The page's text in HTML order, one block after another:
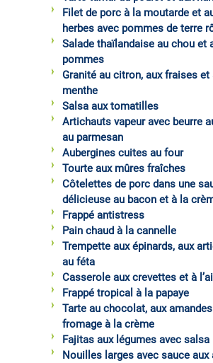
Filet de porc à la moutarde et
herbes avec pommes de terre
Salade thaïlandaise au chou et
pommes
Granité au citron, aux fraises et
menthe
Salsa aux tomatilles
Artichauts vapeur avec beurre
au parmesan
Aubergines cuites au four
Tourte aux mûres fraîches
Côtelettes de porc dans une
délicieuse au bacon et à la
Frappé antistress
Pain chaud à la cannelle
Trempette aux épinards, aux
au féta
Casserole aux crevettes et à l’ail
Frappé tropical à la papaye
Tarte au chocolat, aux
fromage à la crème
Fajitas aux légumes avec salsa
Nouilles larges avec sauce aux